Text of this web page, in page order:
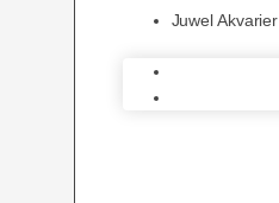
Juwel Akvarier